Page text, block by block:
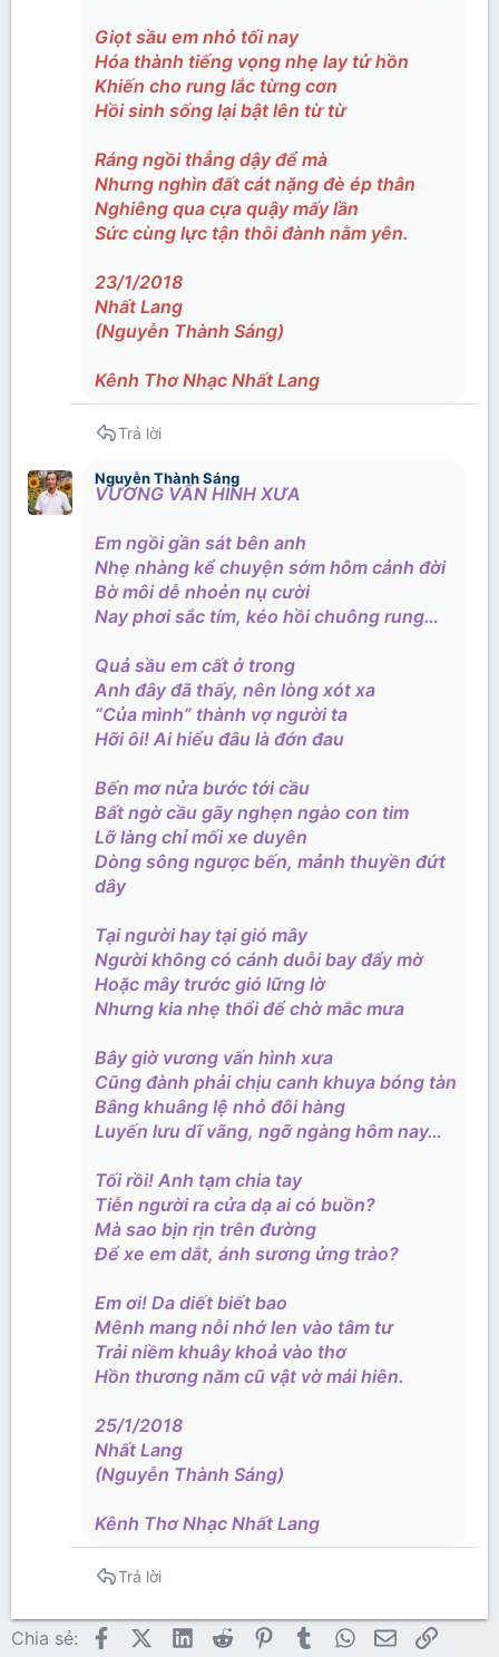
Giọt sầu em nhỏ tối nay
Hóa thành tiếng vọng nhẹ lay tử hồn
Khiến cho rung lắc từng cơn
Hồi sinh sống lại bật lên từ từ
Ráng ngồi thẳng dậy để mà
Nhưng nghìn đất cát nặng đè ép thân
Nghiêng qua cựa quậy mấy lần
Sức cùng lực tận thôi đành nằm yên.
23/1/2018
Nhất Lang
(Nguyễn Thành Sáng)
Kênh Thơ Nhạc Nhất Lang
Trả lời
Nguyễn Thành Sáng
VƯƠNG VẤN HÌNH XƯA
Em ngồi gần sát bên anh
Nhẹ nhàng kể chuyện sớm hôm cảnh đời
Bờ môi dễ nhoẻn nụ cười
Nay phơi sắc tím, kéo hồi chuông rung…
Quả sầu em cất ở trong
Anh đây đã thấy, nên lòng xót xa
“Của mình” thành vợ người ta
Hỡi ôi! Ai hiểu đâu là đớn đau
Bến mơ nửa bước tới cầu
Bất ngờ cầu gãy nghẹn ngào con tim
Lỡ làng chỉ mối xe duyên
Dòng sông ngược bến, mảnh thuyền đứt
dây
Tại người hay tại gió mây
Người không có cánh duỗi bay đẩy mờ
Hoặc mây trước gió lững lờ
Nhưng kia nhẹ thổi để chờ mắc mưa
Bây giờ vương vấn hình xưa
Cũng đành phải chịu canh khuya bóng tàn
Bâng khuâng lệ nhỏ đôi hàng
Luyến lưu dĩ vãng, ngỡ ngàng hôm nay…
Tối rồi! Anh tạm chia tay
Tiễn người ra cửa dạ ai có buồn?
Mà sao bịn rịn trên đường
Để xe em dắt, ánh sương ửng trào?
Em ơi! Da diết biết bao
Mênh mang nỗi nhớ len vào tâm tư
Trải niềm khuây khoả vào thơ
Hồn thương năm cũ vật vờ mái hiên.
25/1/2018
Nhất Lang
(Nguyễn Thành Sáng)
Kênh Thơ Nhạc Nhất Lang
Trả lời
Chia sẻ: FacebookX (Twitter)
LinkedInReddit Pinterest
TumblrWhatsApp
EmailLink